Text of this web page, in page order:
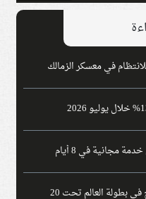
في معسكر الزمالك
أسيل أسامة تحصد ذهبية رمي الرمح في بطولة العالم تحت 20